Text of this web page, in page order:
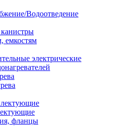
Водоотведение
емкостям
электрические
фланцы